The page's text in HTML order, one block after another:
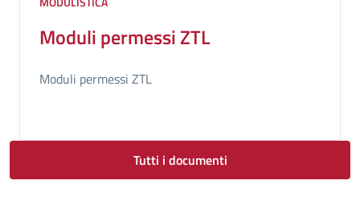
Moduli permessi ZTL
Moduli permessi ZTL
Tutti i documenti